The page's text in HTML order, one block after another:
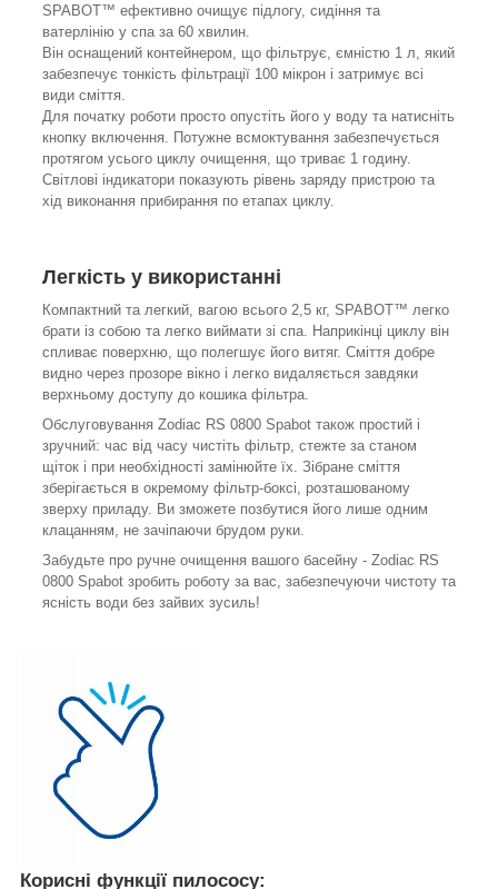
SPABOT™ ефективно очищує підлогу, сидіння та
ватерлінію у спа за 60 хвилин.
Він оснащений контейнером, що фільтрує, ємністю 1 л, який
забезпечує тонкість фільтрації 100 мікрон і затримує всі
види сміття.
Для початку роботи просто опустіть його у воду та натисніть
кнопку включення. Потужне всмоктування забезпечується
протягом усього циклу очищення, що триває 1 годину.
Світлові індикатори показують рівень заряду пристрою та
хід виконання прибирання по етапах циклу.
Легкість у використанні
Компактний та легкий, вагою всього 2,5 кг, SPABOT™ легко
брати із собою та легко виймати зі спа. Наприкінці циклу він
спливає поверхню, що полегшує його витяг. Сміття добре
видно через прозоре вікно і легко видаляється завдяки
верхньому доступу до кошика фільтра.
Обслуговування Zodiac RS 0800 Spabot також простий і
зручний: час від часу чистіть фільтр, стежте за станом
щіток і при необхідності замінюйте їх. Зібране сміття
зберігається в окремому фільтр-боксі, розташованому
зверху приладу. Ви зможете позбутися його лише одним
клацанням, не зачіпаючи брудом руки.
Забудьте про ручне очищення вашого басейну - Zodiac RS
0800 Spabot зробить роботу за вас, забезпечуючи чистоту та
ясність води без зайвих зусиль!
Корисні функції пилососу: